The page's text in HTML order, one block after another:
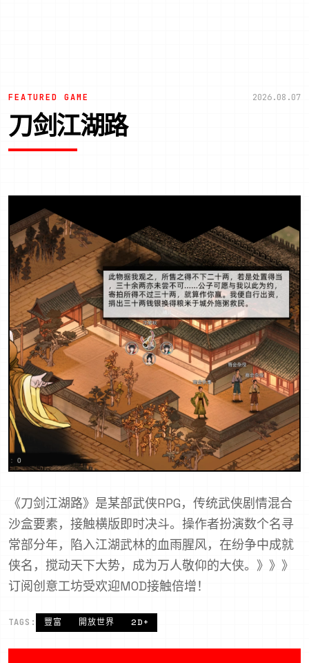
FEATURED GAME 2026.08.07
刀剑江湖路
《刀剑江湖路》是某部武侠RPG，传统武侠剧情混合
沙盒要素，接触横版即时决斗。操作者扮演数个名寻
常部分年，陷入江湖武林的血雨腥风，在纷争中成就
侠名，搅动天下大势，成为万人敬仰的大侠。》》》
订阅创意工坊受欢迎MOD接触倍增！
TAGS: 豐富 開放世界 2D+